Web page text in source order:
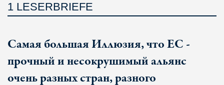
1 LESERBRIEFE
Самая большая Иллюзия, что ЕС -
прочный и несокрушимый альянс
очень разных стран, разного